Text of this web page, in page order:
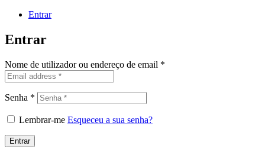
Entrar
Entrar
Nome de utilizador ou endereço de email *
Senha *
Lembrar-me Esqueceu a sua senha?
Entrar